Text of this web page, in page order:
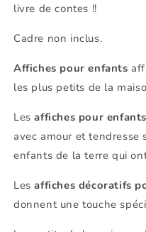
livre de contes !!
Cadre non inclus.
Affiches pour enfants
les plus petits de la
Lesaffiches pour enfants
avec amour et tendresse
enfants de la terre qui
Lesaffiches décoratifs
donnent une touche